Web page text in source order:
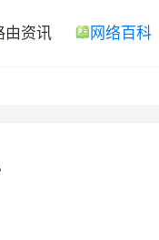
由资讯  网络百科